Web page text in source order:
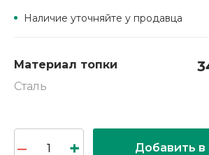
Наличие уточняйте у продавца
Материал топки
Сталь
Добавить в